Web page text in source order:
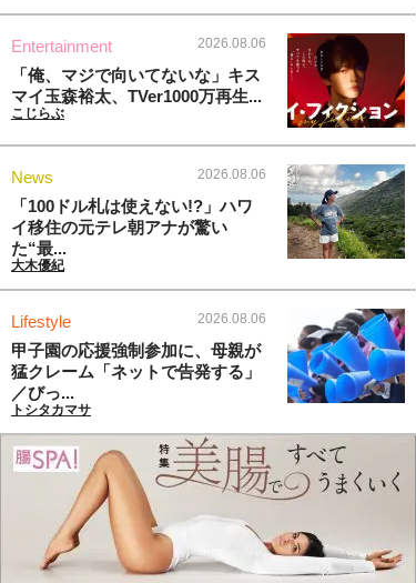
Entertainment 2026.08.06
「俺、マジで向いてないな」キス
マイ玉森裕太、TVer1000万再生...
こじらぶ
News 2026.08.06
「100ドル札は使えない!?」ハワ
イ移住の元テレ朝アナが驚い
た“最...
大木優紀
Lifestyle 2026.08.06
甲子園の応援強制参加に、母親が
猛クレーム「ネットで告発する」
／びっ...
トシタカマサ